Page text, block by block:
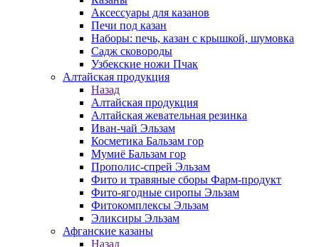
Аксессуары для казанов
Печи под казан
Наборы: печь, казан с крышкой, шумовка
Садж сковороды
Узбекские ножи Пчак
Алтайская продукция
Назад
Алтайская продукция
Алтайская жевательная резинка
Иван-чай Эльзам
Косметика Бальзам гор
Мумиё Бальзам гор
Прополис-спрей Эльзам
Фито и травяные сборы Фарм-продукт
Фито-ягодные сиропы Эльзам
Фитокомплексы Эльзам
Эликсиры Эльзам
Афганские казаны
Назад